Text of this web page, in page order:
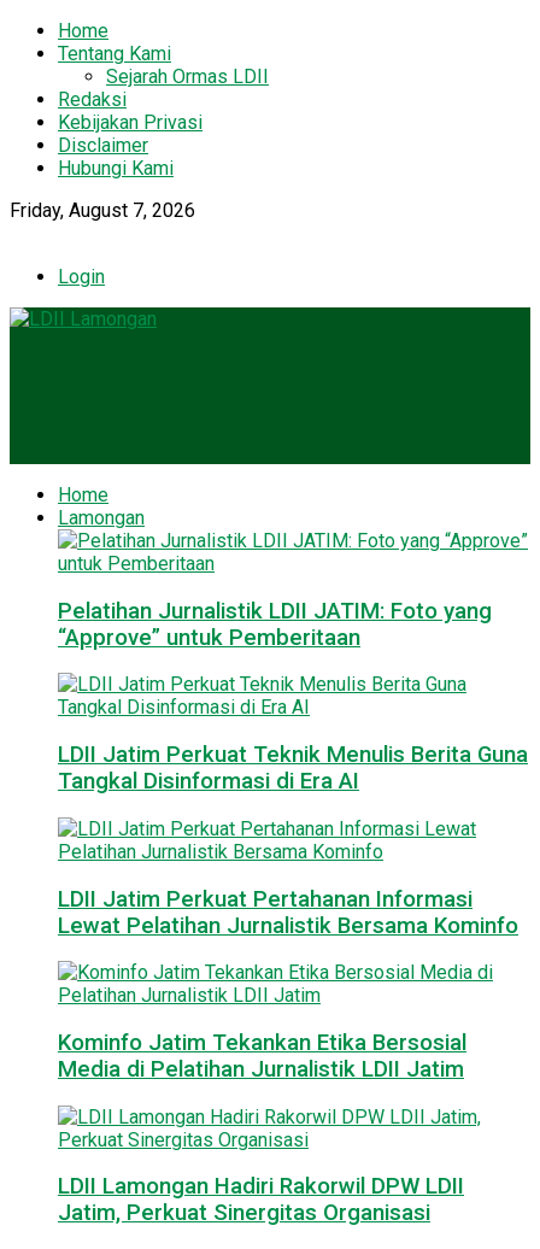
Home
Tentang Kami
Sejarah Ormas LDII
Redaksi
Kebijakan Privasi
Disclaimer
Hubungi Kami
Friday, August 7, 2026
Login
Home
Lamongan
Pelatihan Jurnalistik LDII JATIM: Foto yang
“Approve” untuk Pemberitaan
LDII Jatim Perkuat Teknik Menulis Berita Guna
Tangkal Disinformasi di Era AI
LDII Jatim Perkuat Pertahanan Informasi
Lewat Pelatihan Jurnalistik Bersama Kominfo
Kominfo Jatim Tekankan Etika Bersosial
Media di Pelatihan Jurnalistik LDII Jatim
LDII Lamongan Hadiri Rakorwil DPW LDII
Jatim, Perkuat Sinergitas Organisasi